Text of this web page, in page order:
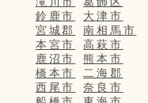
鈴鹿市
大津市
宮城郡
南相馬市
本宮市
高萩市
鹿沼市
熊本市
橋本市
二海郡
西尾市
奈良市